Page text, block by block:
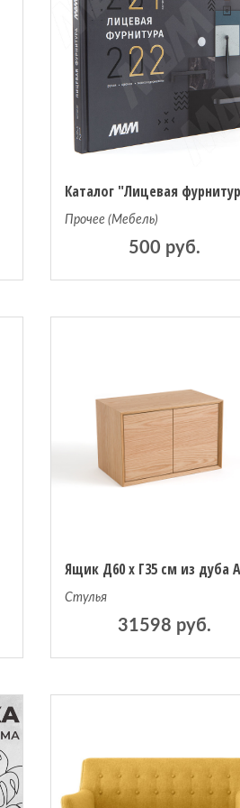
Прочее (Мебель)
500 руб.
Стулья
31598 руб.